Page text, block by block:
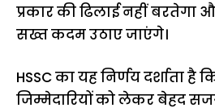
प्रकार की ढिलाई नहीं बरतेगा
सख्त कदम उठाए जाएंगे।
HSSC का यह निर्णय दर्शाता
जिम्मेदारियों को लेकर बेहद